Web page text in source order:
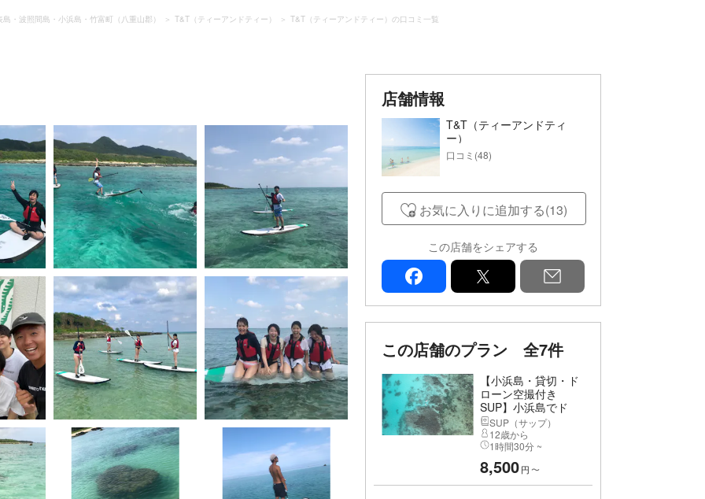
・波照間島・小浜島・竹富町（八重山郡） T&T（ティーアンドティー） T&T（ティーアンドティー）の口コミ一覧
店舗情報
T&T（ティーアンドティ
ー）
口コミ(48)
お気に入りに追加する(13)
この店舗をシェアする
facebook
この店舗のプラン 全7件
【小浜島・貸切・ド
ローン空撮付き
SUP】小浜島でド
ロ...SUP（サップ）
12歳から
1時間30分 ~
8,500円 〜